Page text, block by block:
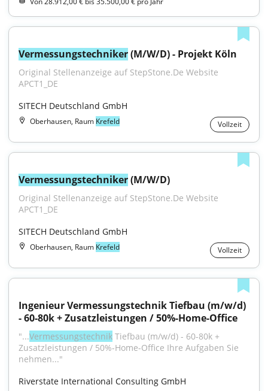
Vermessungstechniker (M/W/D) - Projekt Köln
Original Stellenanzeige auf StepStone.De Website
APCT1_DE
SITECH Deutschland GmbH
Oberhausen, Raum Krefeld Vollzeit
Vermessungstechniker (M/W/D)
Original Stellenanzeige auf StepStone.De Website
APCT1_DE
SITECH Deutschland GmbH
Oberhausen, Raum Krefeld Vollzeit
Ingenieur Vermessungstechnik Tiefbau (m/w/d)
- 60-80k + Zusatzleistungen / 50%-Home-Office
"...Vermessungstechnik Tiefbau (m/w/d) - 60-80k +
Zusatzleistungen / 50%-Home-Office Ihre Aufgaben Sie
nehmen..."
Riverstate International Consulting GmbH